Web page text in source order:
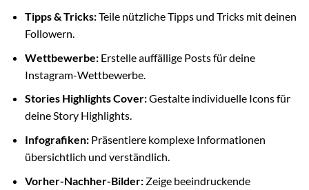
Tipps & Tricks:Teile nützliche Tipps und Tricks mit deinen
Followern.
Wettbewerbe:Erstelle auffällige Posts für deine
Instagram-Wettbewerbe.
Stories Highlights Cover:Gestalte individuelle Icons für
deine Story Highlights.
Infografiken:Präsentiere komplexe Informationen
übersichtlich und verständlich.
Vorher-Nachher-Bilder:Zeige beeindruckende